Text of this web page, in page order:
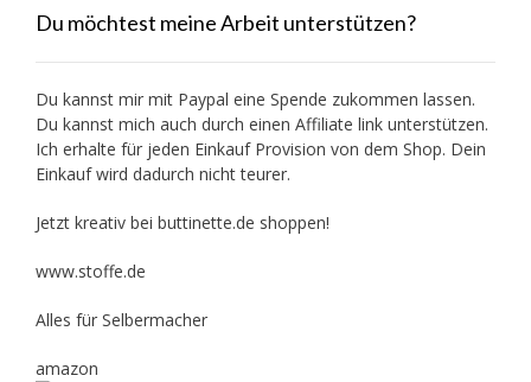
Du möchtest meine Arbeit unterstützen?
Du kannst mir mit Paypal eine Spende zukommen lassen.
Du kannst mich auch durch einen Affiliate link unterstützen.
Ich erhalte für jeden Einkauf Provision von dem Shop. Dein
Einkauf wird dadurch nicht teurer.
Jetzt kreativ bei buttinette.de shoppen!
www.stoffe.de
Alles für Selbermacher
amazon